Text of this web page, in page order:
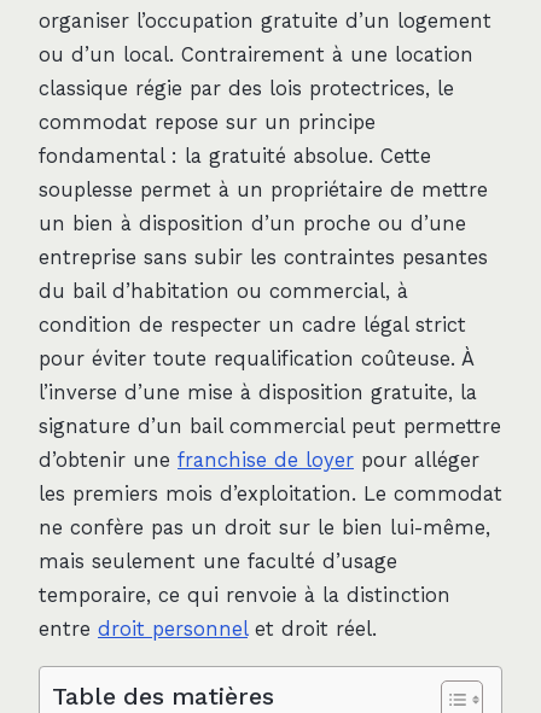
organiser l’occupation gratuite d’un logement
ou d’un local. Contrairement à une location
classique régie par des lois protectrices, le
commodat repose sur un principe
fondamental : la gratuité absolue. Cette
souplesse permet à un propriétaire de mettre
un bien à disposition d’un proche ou d’une
entreprise sans subir les contraintes pesantes
du bail d’habitation ou commercial, à
condition de respecter un cadre légal strict
pour éviter toute requalification coûteuse. À
l’inverse d’une mise à disposition gratuite, la
signature d’un bail commercial peut permettre
d’obtenir une franchise de loyer pour alléger
les premiers mois d’exploitation. Le commodat
ne confère pas un droit sur le bien lui-même,
mais seulement une faculté d’usage
temporaire, ce qui renvoie à la distinction
entre droit personnelet droit réel.
Table des matières